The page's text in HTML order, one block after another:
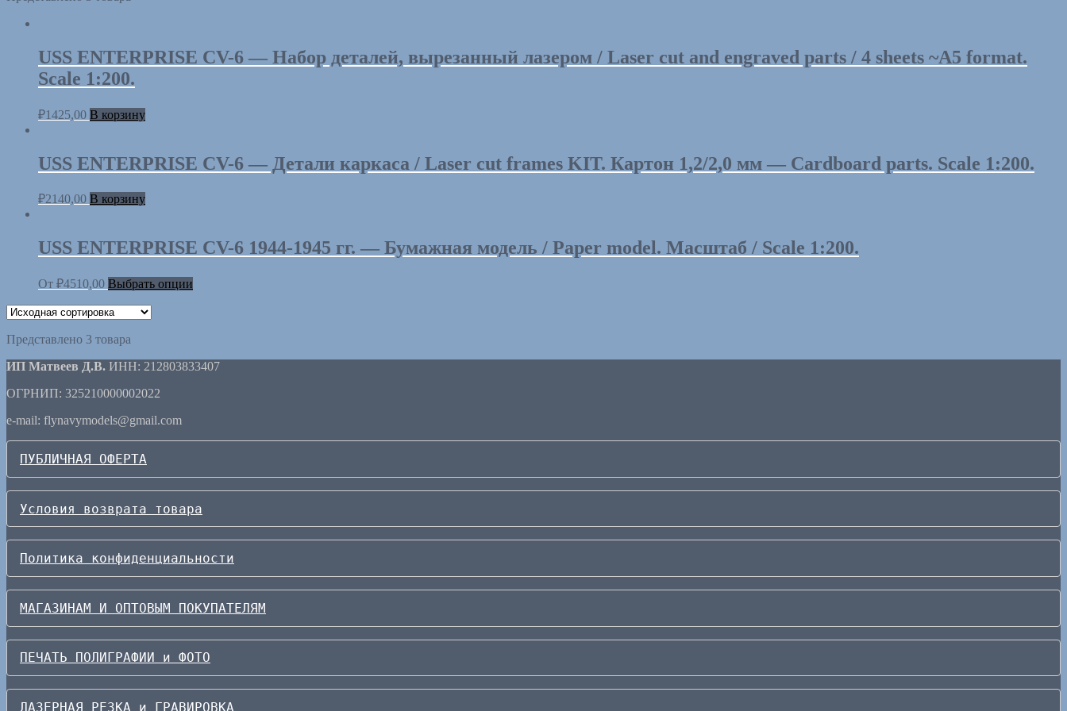
USS ENTERPRISE CV-6 — Набор деталей, вырезанный лазером / Laser cut and engraved parts / 4 sheets ~A5 format.
Scale 1:200.
₽1425,00 В корзину
USS ENTERPRISE CV-6 — Детали каркаса / Laser cut frames KIT. Картон 1,2/2,0 мм — Cardboard parts. Scale 1:200.
₽2140,00 В корзину
USS ENTERPRISE CV-6 1944-1945 гг. — Бумажная модель / Paper model. Масштаб / Scale 1:200.
От ₽4510,00 Выбрать опции
Представлено 3 товара
ИП Матвеев Д.В. ИНН: 212803833407
ОГРНИП: 325210000002022
e-mail: flynavymodels@gmail.com
ПУБЛИЧНАЯ ОФЕРТА
Условия возврата товара
Политика конфиденциальности
МАГАЗИНАМ И ОПТОВЫМ ПОКУПАТЕЛЯМ
ПЕЧАТЬ ПОЛИГРАФИИ и ФОТО
ЛАЗЕРНАЯ РЕЗКА и ГРАВИРОВКА